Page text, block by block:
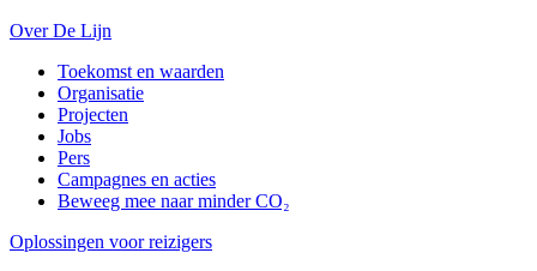
Over De Lijn
Toekomst en waarden
Organisatie
Projecten
Jobs
Pers
Campagnes en acties
Beweeg mee naar minder CO₂
Oplossingen voor reizigers